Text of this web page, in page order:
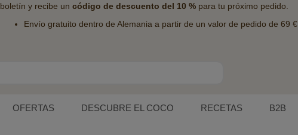
boletín y recibe un código de descuento del 10 %para tu próximo pedido.
Envío gratuito dentro de Alemania a partir de un valor de pedido de 69 €
OFERTAS DESCUBRE EL COCO RECETAS B2B